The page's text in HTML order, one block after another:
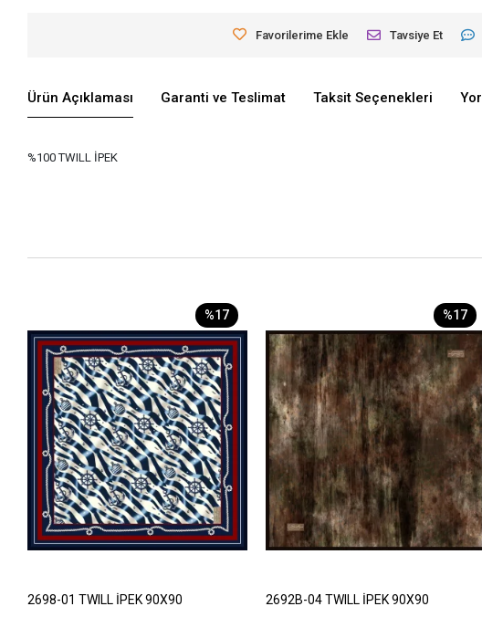
Favorilerime Ekle Tavsiye Et
Ürün Açıklaması Garanti ve Teslimat Taksit Seçenekleri
%100 TWILL İPEK
%17
2698-01 TWILL İPEK 90X90
%17
2692B-04 TWILL İPEK 90X90